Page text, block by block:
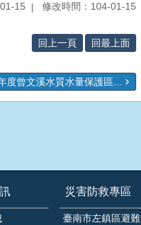
15 修改時間：104-01-15
回上一頁 回最上面
度曾文溪水質水量保護區...
災害防救專區
臺南市左鎮區避難